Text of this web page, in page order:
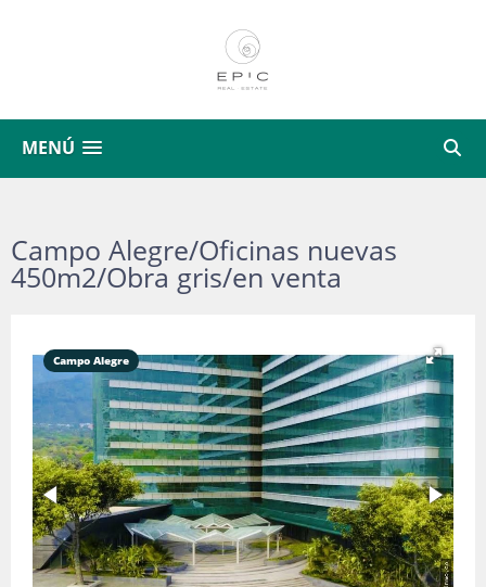
MENÚ
Campo Alegre/Oficinas nuevas
450m2/Obra gris/en venta
Campo Alegre